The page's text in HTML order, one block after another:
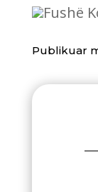
Fushë
Publikuar